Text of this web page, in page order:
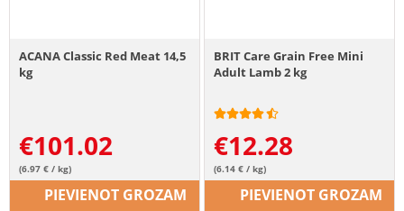
ACANA Classic Red Meat 14,5
kg
€101.02
(6.97 € / kg)
PIEVIENOT GROZAM
BRIT Care Grain Free Mini
Adult Lamb 2 kg
€12.28
(6.14 € / kg)
PIEVIENOT GROZAM